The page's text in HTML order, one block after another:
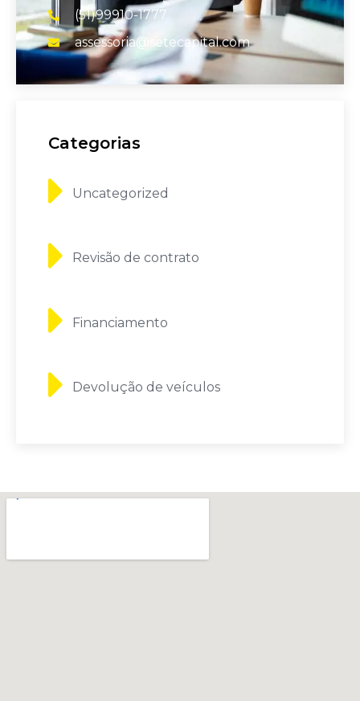
(51)99910-1777
assessoria@setecapital.com
Categorias
Uncategorized
Revisão de contrato
Financiamento
Devolução de veículos